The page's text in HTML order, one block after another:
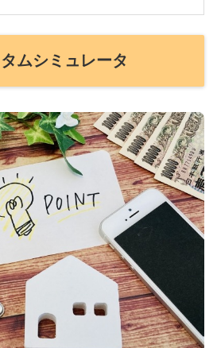
ムシミュレータ